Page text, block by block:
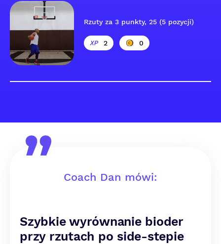
Rzuty za 3 punkty, 25 (5 pozycji)
2 0
Coach Dan mówi:
Szybkie wyrównanie bioder
przy rzutach po side-stepie